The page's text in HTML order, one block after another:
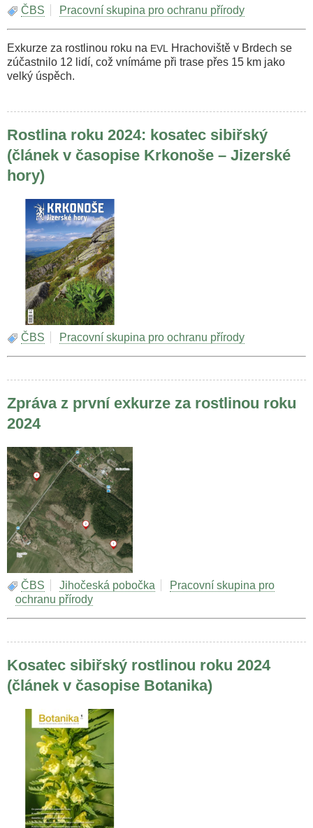
ČBS Pracovní skupina pro ochranu přírody
Exkurze za rostlinou roku na EVL
Hrachoviště v Brdech se
zúčastnilo 12 lidí, což vnímáme při trase přes 15 km jako
velký úspěch.
Rostlina roku 2024: kosatec sibiřský
(článek v časopise Krkonoše – Jizerské
hory)
ČBS Pracovní skupina pro ochranu přírody
Zpráva z první exkurze za rostlinou roku
2024
ČBS Jihočeská pobočka
Pracovní skupina pro
ochranu přírody
Kosatec sibiřský rostlinou roku 2024
(článek v časopise Botanika)